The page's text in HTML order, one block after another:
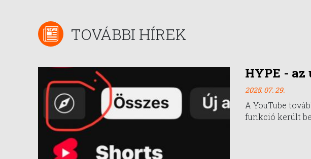
TOVÁBBI HÍREK
HYPE -
2025. 07. 29.
A YouTube
funkció került